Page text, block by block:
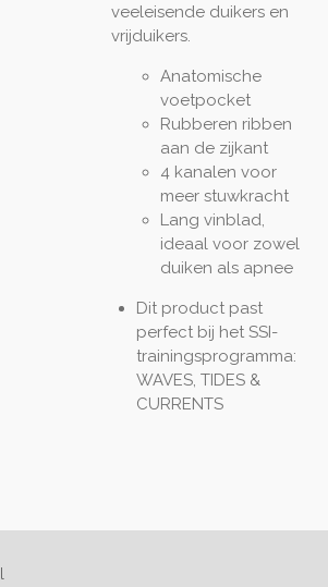
veeleisende duikers en
vrijduikers.
Anatomische
voetpocket
Rubberen ribben
aan de zijkant
4 kanalen voor
meer stuwkracht
Lang vinblad,
ideaal voor zowel
duiken als apnee
Dit product past
perfect bij het SSI-
trainingsprogramma:
WAVES, TIDES &
CURRENTS